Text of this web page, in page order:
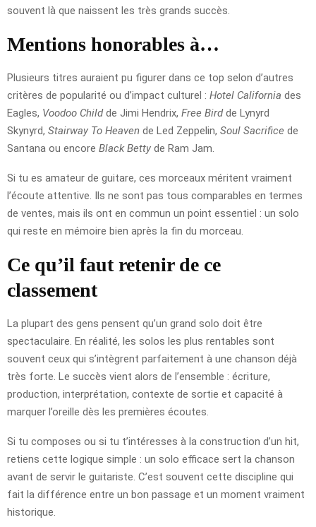
souvent là que naissent les très grands succès.
Mentions honorables à…
Plusieurs titres auraient pu figurer dans ce top selon d’autres
critères de popularité ou d’impact culturel : Hotel California des
Eagles, Voodoo Childde Jimi Hendrix, Free Birdde Lynyrd
Skynyrd, Stairway To Heaven de Led Zeppelin, Soul Sacrifice de
Santana ou encore Black Betty de Ram Jam.
Si tu es amateur de guitare, ces morceaux méritent vraiment
l’écoute attentive. Ils ne sont pas tous comparables en termes
de ventes, mais ils ont en commun un point essentiel : un solo
qui reste en mémoire bien après la fin du morceau.
Ce qu’il faut retenir de ce
classement
La plupart des gens pensent qu’un grand solo doit être
spectaculaire. En réalité, les solos les plus rentables sont
souvent ceux qui s’intègrent parfaitement à une chanson déjà
très forte. Le succès vient alors de l’ensemble : écriture,
production, interprétation, contexte de sortie et capacité à
marquer l’oreille dès les premières écoutes.
Si tu composes ou si tu t’intéresses à la construction d’un hit,
retiens cette logique simple : un solo efficace sert la chanson
avant de servir le guitariste. C’est souvent cette discipline qui
fait la différence entre un bon passage et un moment vraiment
historique.